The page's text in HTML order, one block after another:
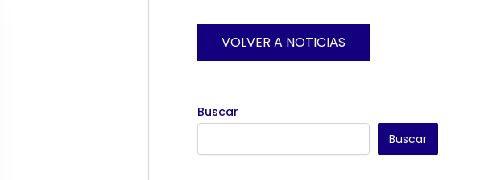
VOLVER A NOTICIAS
Buscar
Buscar